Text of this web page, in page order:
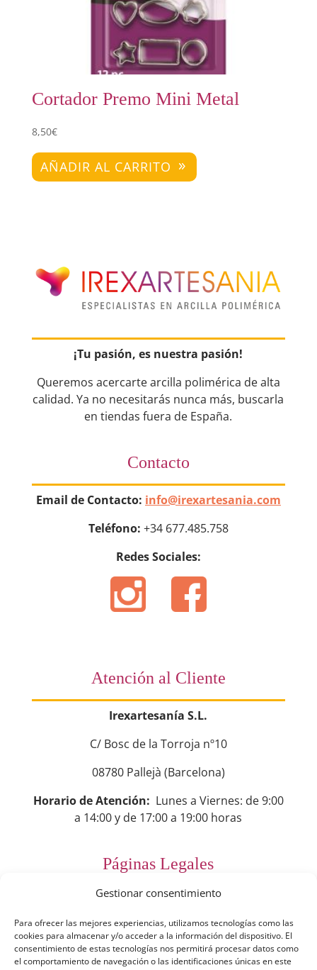
Gestionar consentimiento
Para ofrecer las mejores experiencias, utilizamos tecnologías como las
cookies para almacenar y/o acceder a la información del dispositivo. El
consentimiento de estas tecnologías nos permitirá procesar datos como
el comportamiento de navegación o las identificaciones únicas en este
Cortador Premo Mini Metal
8,50€
AÑADIR AL CARRITO
¡Tu pasión, es nuestra pasión!
Queremos acercarte arcilla polimérica de alta
calidad. Ya no necesitarás nunca más, buscarla
en tiendas fuera de España.
Contacto
Email de Contacto: info@irexartesania.com
Teléfono: +34 677.485.758
Redes Sociales:
Atención al Cliente
Irexartesanía S.L.
C/ Bosc de la Torroja nº10
08780 Pallejà (Barcelona)
Horario de Atención: Lunes a Viernes: de 9:00
a 14:00 y de 17:00 a 19:00 horas
Páginas Legales
Preguntas Frecuentes
Aviso Legal
Política de Privacidad